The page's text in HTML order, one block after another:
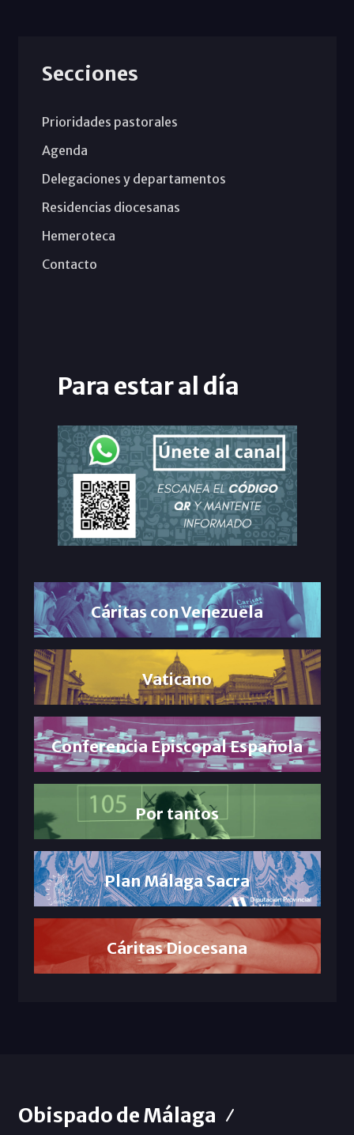
Secciones
Prioridades pastorales
Agenda
Delegaciones y departamentos
Residencias diocesanas
Hemeroteca
Contacto
Para estar al día
Cáritas con Venezuela
Vaticano
Conferencia Episcopal Española
Por tantos
Plan Málaga Sacra
Cáritas Diocesana
Obispado de Málaga